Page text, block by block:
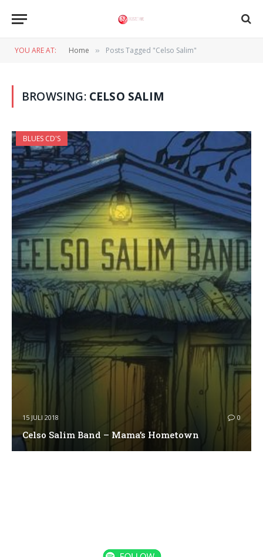
YOU ARE AT: Home » Posts Tagged "Celso Salim"
BROWSING: CELSO SALIM
BLUES CD'S
15 JULI 2018 0
Celso Salim Band – Mama’s Hometown